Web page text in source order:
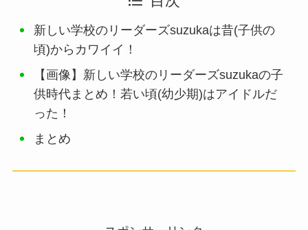
新しい学校のリーダーズsuzukaは昔(子供の
頃)からカワイイ！
【画像】新しい学校のリーダーズsuzukaの子
供時代まとめ！若い頃(幼少期)はアイドルだ
った！
まとめ